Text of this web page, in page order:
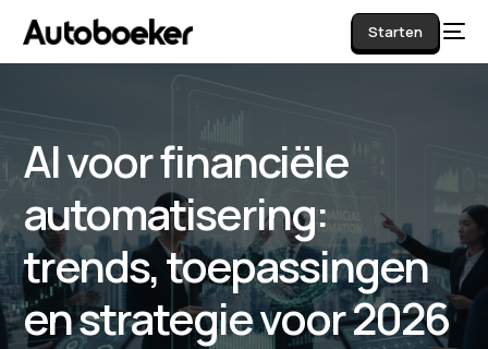
Starten
AI voor financiële
automatisering:
trends, toepassingen
en strategie voor 2026